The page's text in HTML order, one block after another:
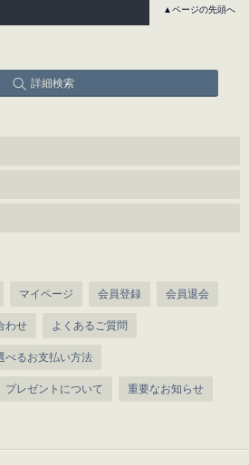
▲ページの先頭へ
詳細検索
マイページ 会員登録 会員退会
わせ よくあるご質問
べるお支払い方法
プレゼントについて 重要なお知らせ